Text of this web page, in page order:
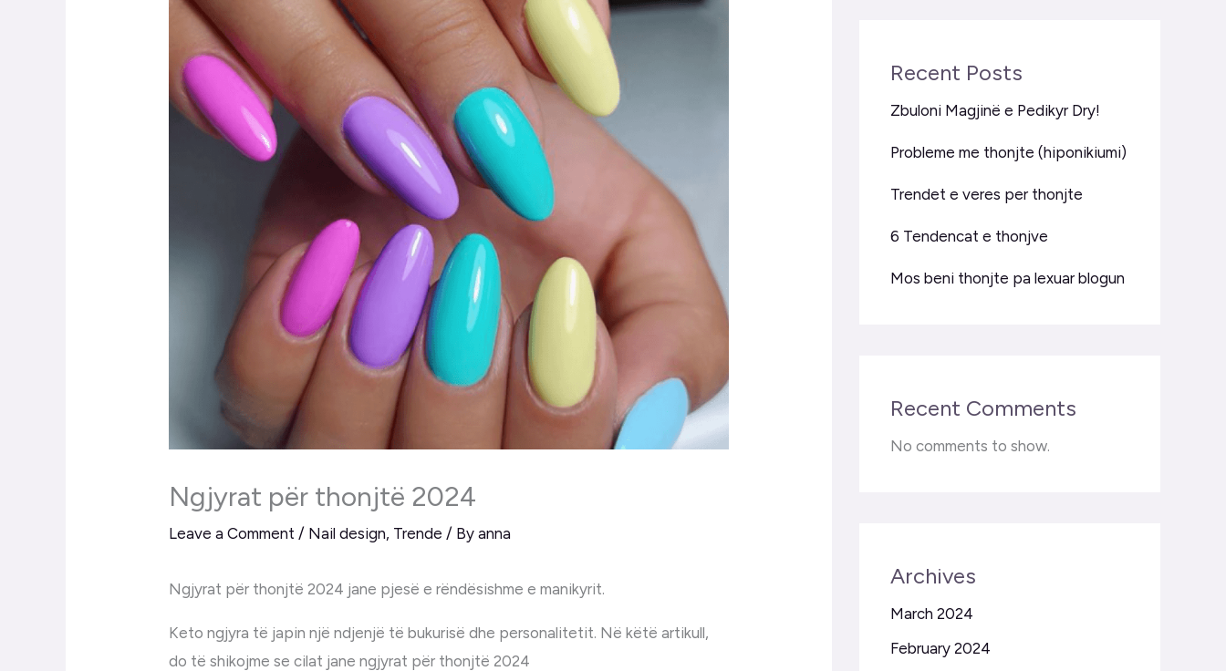
Ngjyrat për thonjtë 2024
Leave a Comment / Nail design, Trende / Byanna
Ngjyrat për thonjtë 2024 jane pjesë e rëndësishme e manikyrit.
Keto ngjyra të japin një ndjenjë të bukurisë dhe personalitetit. Në këtë artikull,
do të shikojme se cilat jane ngjyrat për thonjtë 2024
Recent Posts
Zbuloni Magjinë e Pedikyr Dry!
Probleme me thonjte (hiponikiumi)
Trendet e veres per thonjte
6 Tendencat e thonjve
Mos beni thonjte pa lexuar blogun
Recent Comments
No comments to show.
Archives
March 2024
February 2024